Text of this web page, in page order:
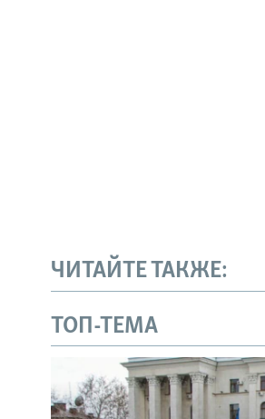
ЧИТАЙТЕ ТАКЖЕ:
ТОП-ТЕМА